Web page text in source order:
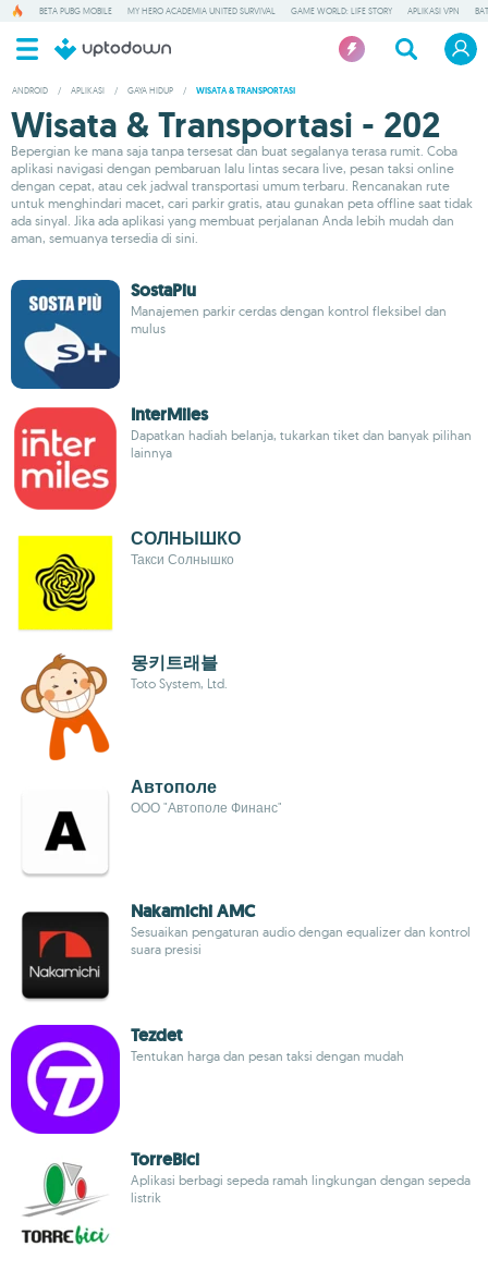
BETA PUBG MOBILE MY HERO ACADEMIA UNITED SURVIVAL GAME WORLD: LIFE STORY APLIKASI VPN
ANDROID / APLIKASI / GAYA HIDUP / WISATA & TRANSPORTASI
Wisata & Transportasi - 202
Bepergian ke mana saja tanpa tersesat dan buat segalanya terasa rumit. Coba
aplikasi navigasi dengan pembaruan lalu lintas secara live, pesan taksi online
dengan cepat, atau cek jadwal transportasi umum terbaru. Rencanakan rute
untuk menghindari macet, cari parkir gratis, atau gunakan peta offline saat tidak
ada sinyal. Jika ada aplikasi yang membuat perjalanan Anda lebih mudah dan
aman, semuanya tersedia di sini.
SostaPiu
Manajemen parkir cerdas dengan kontrol fleksibel dan
mulus
InterMiles
Dapatkan hadiah belanja, tukarkan tiket dan banyak pilihan
lainnya
СОЛНЫШКО
Такси Солнышко
몽키트래블
Toto System, Ltd.
Автополе
ООО "Автополе Финанс"
Nakamichi AMC
Sesuaikan pengaturan audio dengan equalizer dan kontrol
suara presisi
Tezdet
Tentukan harga dan pesan taksi dengan mudah
TorreBici
Aplikasi berbagi sepeda ramah lingkungan dengan sepeda
listrik